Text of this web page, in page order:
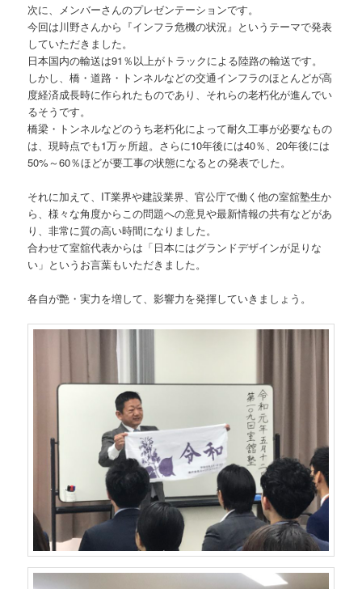
次に、メンバーさんのプレゼンテーションです。
今回は川野さんから『インフラ危機の状況』というテーマで発表
していただきました。
日本国内の輸送は91％以上がトラックによる陸路の輸送です。
しかし、橋・道路・トンネルなどの交通インフラのほとんどが高
度経済成長時に作られたものであり、それらの老朽化が進んでい
るそうです。
橋梁・トンネルなどのうち老朽化によって耐久工事が必要なもの
は、現時点でも1万ヶ所超。さらに10年後には40％、20年後には
50%～60％ほどが要工事の状態になるとの発表でした。
それに加えて、IT業界や建設業界、官公庁で働く他の室舘塾生か
ら、様々な角度からこの問題への意見や最新情報の共有などがあ
り、非常に質の高い時間になりました。
合わせて室舘代表からは「日本にはグランドデザインが足りな
い」というお言葉もいただきました。
各自が艶・実力を増して、影響力を発揮していきましょう。